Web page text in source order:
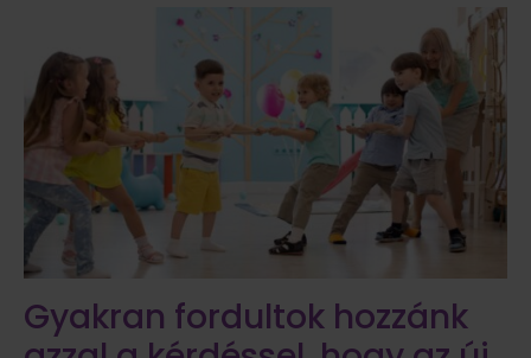
Gyakran fordultok hozzánk